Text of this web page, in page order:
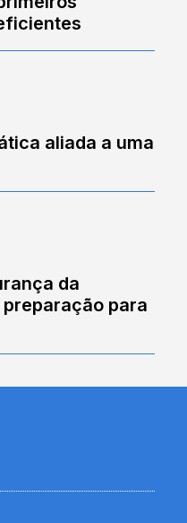
aliada a uma
da
para